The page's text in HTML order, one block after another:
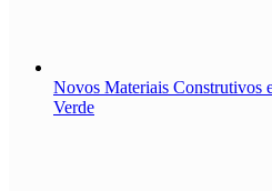
Novos Materiais Construtivos
Verde